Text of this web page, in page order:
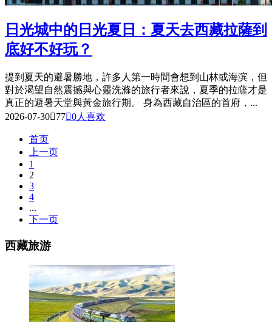
日光城中的日光夏日：夏天去西藏拉薩到
底好不好玩？
提到夏天的避暑勝地，許多人第一時間會想到山林或海滨，但
對於渴望自然震撼與心靈洗滌的旅行者來說，夏季的拉薩才是
真正的避暑天堂與黃金旅行期。 身為西藏自治區的首府，...
2026-07-30770人喜欢
首页
上一页
1
2
3
4
...
下一页
西藏旅游